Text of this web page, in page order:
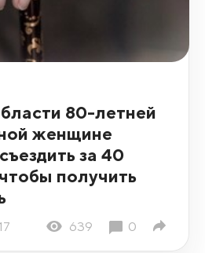
80-летней
женщине
за 40
получить
639 0